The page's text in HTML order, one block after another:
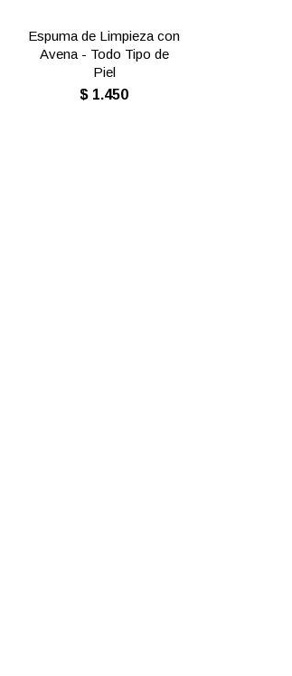
Espuma de Limpieza con
Avena - Todo Tipo de
Piel
$ 1.450